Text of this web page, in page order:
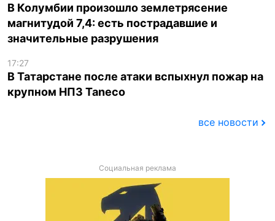
В Колумбии произошло землетрясение
магнитудой 7,4: есть пострадавшие и
значительные разрушения
17:27
В Татарстане после атаки вспыхнул пожар на
крупном НПЗ Taneco
все новости
Социальная реклама